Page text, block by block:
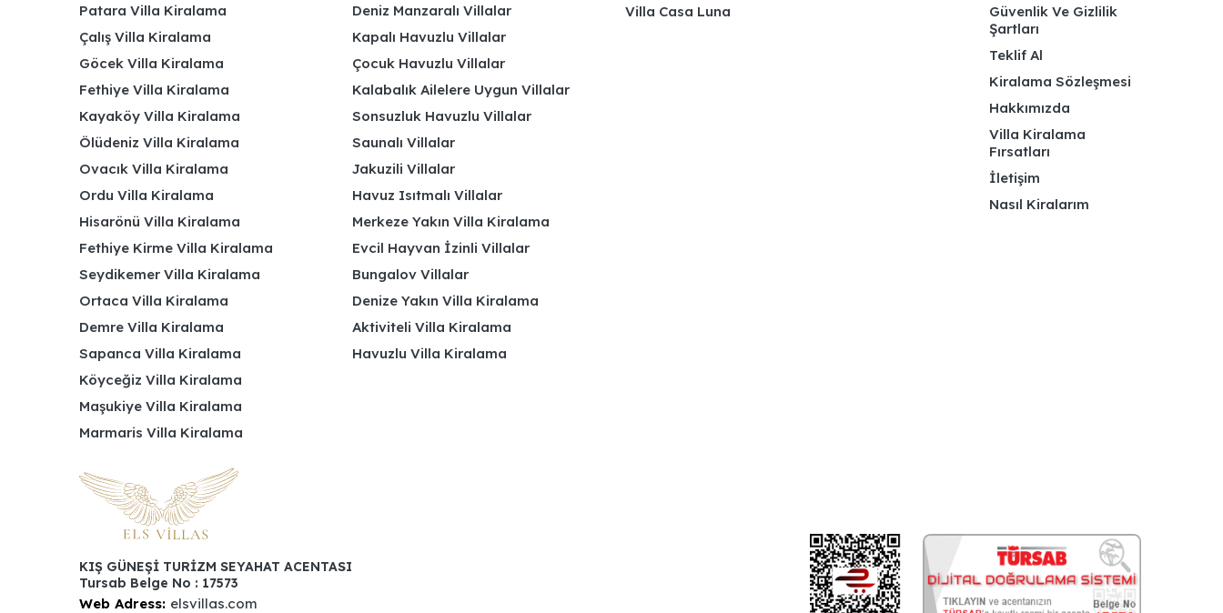
Patara Villa Kiralama
Çalış Villa Kiralama
Göcek Villa Kiralama
Fethiye Villa Kiralama
Kayaköy Villa Kiralama
Ölüdeniz Villa Kiralama
Ovacık Villa Kiralama
Ordu Villa Kiralama
Hisarönü Villa Kiralama
Fethiye Kirme Villa Kiralama
Seydikemer Villa Kiralama
Ortaca Villa Kiralama
Demre Villa Kiralama
Sapanca Villa Kiralama
Köyceğiz Villa Kiralama
Maşukiye Villa Kiralama
Marmaris Villa Kiralama
Deniz Manzaralı Villalar
Kapalı Havuzlu Villalar
Çocuk Havuzlu Villalar
Kalabalık Ailelere Uygun Villalar
Sonsuzluk Havuzlu Villalar
Saunalı Villalar
Jakuzili Villalar
Havuz Isıtmalı Villalar
Merkeze Yakın Villa Kiralama
Evcil Hayvan İzinli Villalar
Bungalov Villalar
Denize Yakın Villa Kiralama
Aktiviteli Villa Kiralama
Havuzlu Villa Kiralama
Villa Casa Luna
Güvenlik Ve Gizlilik
Şartları
Teklif Al
Kiralama Sözleşmesi
Hakkımızda
Villa Kiralama
Fırsatları
İletişim
Nasıl Kiralarım
KIŞ GÜNEŞİ TURİZM SEYAHAT ACENTASI
Tursab Belge No : 17573
Web Adress: elsvillas.com